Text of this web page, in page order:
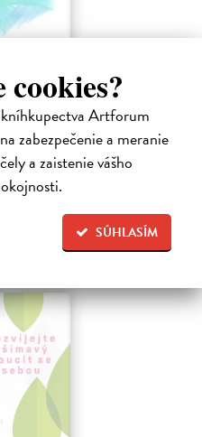
Artforum
zabezpečenie a meranie
a zaistenie vášho
SÚHLASÍM
v zajatí výkonu. Vlastnú hodnotu
do cca. 30 dní.